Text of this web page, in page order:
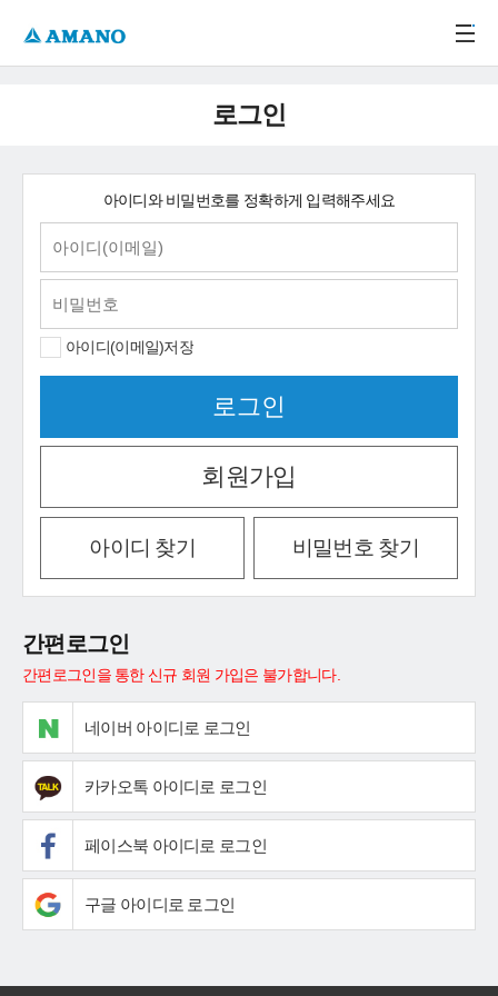
로그인
아이디와 비밀번호를 정확하게 입력해주세요
아이디(이메일)저장
회원가입
아이디 찾기 비밀번호 찾기
간편로그인
간편로그인을 통한 신규 회원 가입은 불가합니다.
네이버 아이디로 로그인
카카오톡 아이디로 로그인
페이스북 아이디로 로그인
구글 아이디로 로그인